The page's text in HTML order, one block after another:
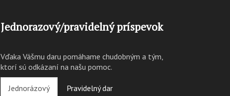
Jednorazový/pravidelný príspevok
Vďaka Vášmu daru pomáhame chudobným a tým,
ktorí sú odkázaní na našu pomoc.
Jednorázový Pravidelný dar